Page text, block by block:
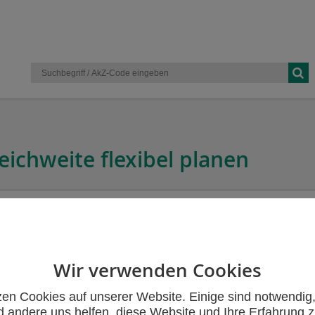
Wir verwenden Cookies
Cookies auf unserer Website. Einige sind notwendig,
andere uns helfen, diese Website und Ihre Erfahrung
flexibel planen